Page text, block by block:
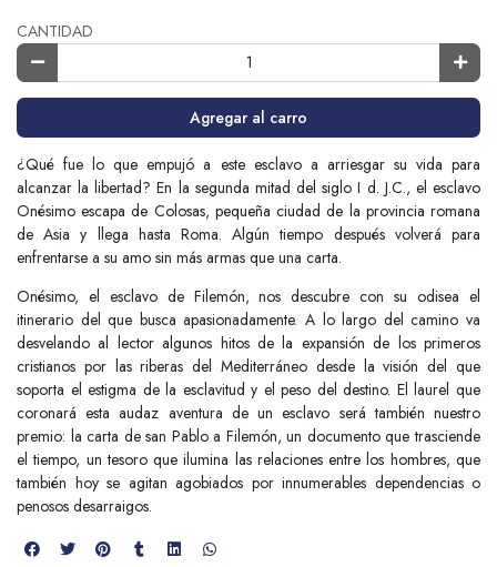
CANTIDAD
Agregar al carro
¿Qué fue lo que empujó a este esclavo a arriesgar su vida para
alcanzar la libertad? En la segunda mitad del siglo I d. J.C., el esclavo
Onésimo escapa de Colosas, pequeña ciudad de la provincia romana
de Asia y llega hasta Roma. Algún tiempo después volverá para
enfrentarse a su amo sin más armas que una carta.
Onésimo, el esclavo de Filemón, nos descubre con su odisea el
itinerario del que busca apasionadamente. A lo largo del camino va
desvelando al lector algunos hitos de la expansión de los primeros
cristianos por las riberas del Mediterráneo desde la visión del que
soporta el estigma de la esclavitud y el peso del destino. El laurel que
coronará esta audaz aventura de un esclavo será también nuestro
premio: la carta de san Pablo a Filemón, un documento que trasciende
el tiempo, un tesoro que ilumina las relaciones entre los hombres, que
también hoy se agitan agobiados por innumerables dependencias o
penosos desarraigos.